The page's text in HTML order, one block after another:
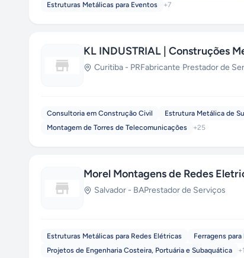
Estruturas Metálicas para Eventos
+7
KL INDUSTRIAL | Construções
Curitiba - PRFabricante·Prestador de
Consultoria em Construção Civil Estrutura Metálica de
Montagem de Torres de Telecomunicações
+25
Morel Montagens de Redes
Salvador - BAPrestador de Serviços
Estruturas Metálicas para Redes Elétricas Ferragens
Projetos de Engenharia Costeira, Portuária e Subaquática
+